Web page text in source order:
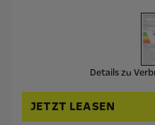
Details zu
JETZT LEASEN